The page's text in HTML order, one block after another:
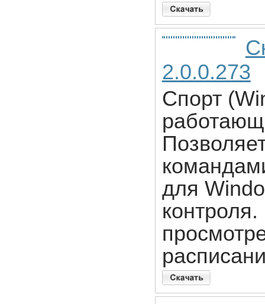
2.0.0.273
Спорт
для